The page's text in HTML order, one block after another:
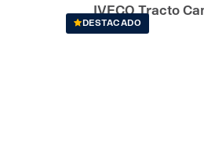
IVECO Tracto
DESTACADO